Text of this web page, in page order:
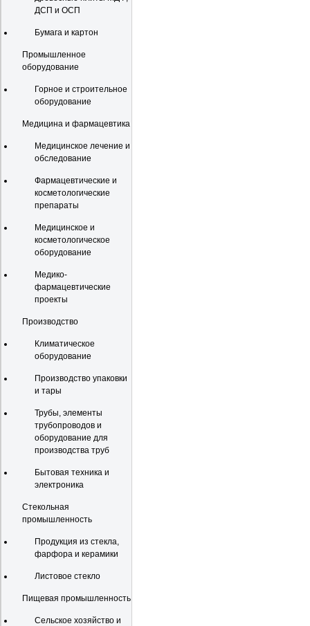
ДСП и ОСП
Бумага и картон
Промышленное
оборудование
Горное и строительное
оборудование
Медицина и фармацевтика
Медицинское лечение и
обследование
Фармацевтические и
косметологические
препараты
Медицинское и
косметологическое
оборудование
Медико-
фармацевтические
проекты
Производство
Климатическое
оборудование
Производство упаковки
и тары
Трубы, элементы
трубопроводов и
оборудование для
производства труб
Бытовая техника и
электроника
Стекольная
промышленность
Продукция из стекла,
фарфора и керамики
Листовое стекло
Пищевая промышленность
Сельское хозяйство и